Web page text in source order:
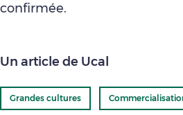
confirmée.
Un article de Ucal
Grandes cultures